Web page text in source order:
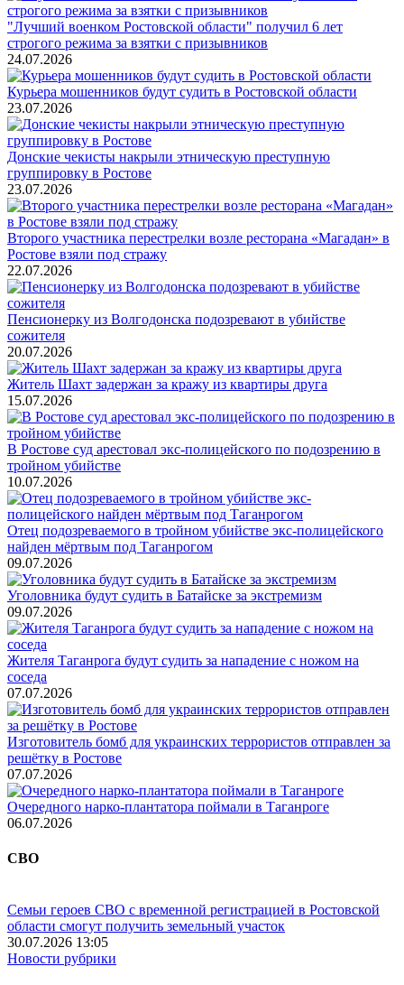
"Лучший военком Ростовской области" получил 6 лет
строгого режима за взятки с призывников
24.07.2026
Курьера мошенников будут судить в Ростовской области
23.07.2026
Донские чекисты накрыли этническую преступную
группировку в Ростове
23.07.2026
Второго участника перестрелки возле ресторана «Магадан» в
Ростове взяли под стражу
22.07.2026
Пенсионерку из Волгодонска подозревают в убийстве
сожителя
20.07.2026
Житель Шахт задержан за кражу из квартиры друга
15.07.2026
В Ростове суд арестовал экс-полицейского по подозрению в
тройном убийстве
10.07.2026
Отец подозреваемого в тройном убийстве экс-полицейского
найден мёртвым под Таганрогом
09.07.2026
Уголовника будут судить в Батайске за экстремизм
09.07.2026
Жителя Таганрога будут судить за нападение с ножом на
соседа
07.07.2026
Изготовитель бомб для украинских террористов отправлен за
решётку в Ростове
07.07.2026
Очередного нарко-плантатора поймали в Таганроге
06.07.2026
СВО
Семьи героев СВО с временной регистрацией в Ростовской
области смогут получить земельный участок
30.07.2026 13:05
Новости рубрики